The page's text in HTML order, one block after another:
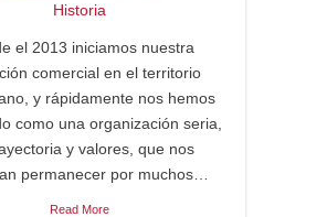
Historia
el 2013 iniciamos nuestra
comercial en el territorio
y rápidamente nos hemos
como una organización seria,
y valores, que nos
permanecer por muchos…
Read More